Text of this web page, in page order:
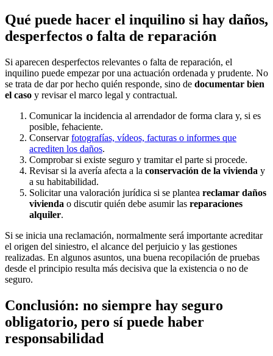
Qué puede hacer el inquilino si hay daños,
desperfectos o falta de reparación
Si aparecen desperfectos relevantes o falta de reparación, el
inquilino puede empezar por una actuación ordenada y prudente. No
se trata de dar por hecho quién responde, sino de documentar bien
el caso y revisar el marco legal y contractual.
Comunicar la incidencia al arrendador de forma clara y, si es
posible, fehaciente.
Conservarfotografías, vídeos, facturas o informes que
acrediten los daños.
Comprobar si existe seguro y tramitar el parte si procede.
Revisar si la avería afecta a la conservación de la vivienda y
a su habitabilidad.
Solicitar una valoración jurídica si se plantea reclamar daños
vivienda o discutir quién debe asumir las reparaciones
alquiler.
Si se inicia una reclamación, normalmente será importante acreditar
el origen del siniestro, el alcance del perjuicio y las gestiones
realizadas. En algunos asuntos, una buena recopilación de pruebas
desde el principio resulta más decisiva que la existencia o no de
seguro.
Conclusión: no siempre hay seguro
obligatorio, pero sí puede haber
responsabilidad